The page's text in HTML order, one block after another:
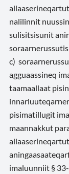
nalilinnit
sulisitsisunit
c)
agguaassineq
taamaallaat
pisimatillugit
maannakkut
imaluunniit §